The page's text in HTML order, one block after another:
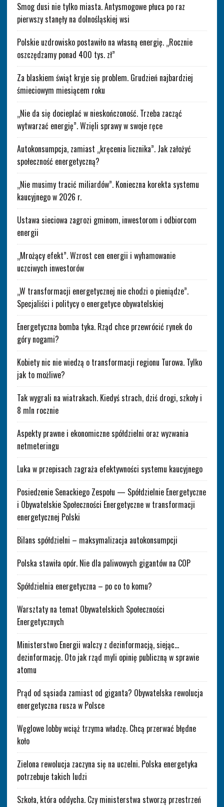
Smog dusi nie tylko miasta. Antysmogowe płuca po raz
pierwszy stanęły na dolnośląskiej wsi
Polskie uzdrowisko postawiło na własną energię. „Rocznie
oszczędzamy ponad 400 tys. zł”
Za blaskiem świąt kryje się problem. Grudzień najbardziej
śmieciowym miesiącem roku
„Nie da się docieplać w nieskończoność. Trzeba zacząć
wytwarzać energię”. Wzięli sprawy w swoje ręce
Autokonsumpcja, zamiast „kręcenia licznika”. Jak założyć
społeczność energetyczną?
„Nie musimy tracić miliardów”. Konieczna korekta systemu
kaucyjnego w 2026 r.
Ustawa sieciowa zagrozi gminom, inwestorom i odbiorcom
energii
„Mrożący efekt”. Wzrost cen energii i wyhamowanie
uczciwych inwestorów
„W transformacji energetycznej nie chodzi o pieniądze”.
Specjaliści i politycy o energetyce obywatelskiej
Energetyczna bomba tyka. Rząd chce przewrócić rynek do
góry nogami?
Kobiety nic nie wiedzą o transformacji regionu Turowa. Tylko
jak to możliwe?
Tak wygrali na wiatrakach. Kiedyś strach, dziś drogi, szkoły i
8 mln rocznie
Aspekty prawne i ekonomiczne spółdzielni oraz wyzwania
netmeteringu
Luka w przepisach zagraża efektywności systemu kaucyjnego
Posiedzenie Senackiego Zespołu — Spółdzielnie Energetyczne
i Obywatelskie Społeczności Energetyczne w transformacji
energetycznej Polski
Bilans spółdzielni – maksymalizacja autokonsumpcji
Polska stawiła opór. Nie dla paliwowych gigantów na COP
Spółdzielnia energetyczna – po co to komu?
Warsztaty na temat Obywatelskich Społeczności
Energetycznych
Ministerstwo Energii walczy z dezinformacją, siejąc…
dezinformację. Oto jak rząd myli opinię publiczną w sprawie
atomu
Prąd od sąsiada zamiast od giganta? Obywatelska rewolucja
energetyczna rusza w Polsce
Węglowe lobby wciąż trzyma władzę. Chcą przerwać błędne
koło
Zielona rewolucja zaczyna się na uczelni. Polska energetyka
potrzebuje takich ludzi
Szkoła, która oddycha. Czy ministerstwa stworzą przestrzeń